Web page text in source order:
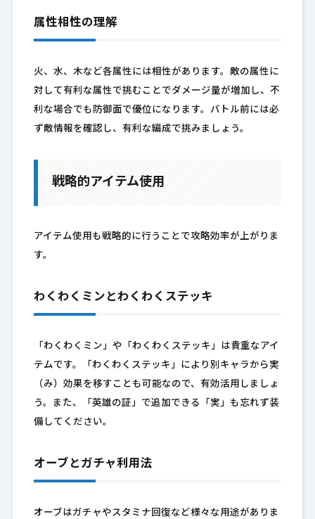
属性相性の理解
火、水、木など各属性には相性があります。敵の属性に
対して有利な属性で挑むことでダメージ量が増加し、不
利な場合でも防御面で優位になります。バトル前には必
ず敵情報を確認し、有利な編成で挑みましょう。
戦略的アイテム使用
アイテム使用も戦略的に行うことで攻略効率が上がりま
す。
わくわくミンとわくわくステッキ
「わくわくミン」や「わくわくステッキ」は貴重なアイ
テムです。「わくわくステッキ」により別キャラから実
（み）効果を移すことも可能なので、有効活用しましょ
う。また、「英雄の証」で追加できる「実」も忘れず装
備してください。
オーブとガチャ利用法
オーブはガチャやスタミナ回復など様々な用途がありま